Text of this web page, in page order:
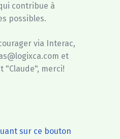
contribue à
possibles.
via Interac,
et
"Claude", merci!
sur ce bouton